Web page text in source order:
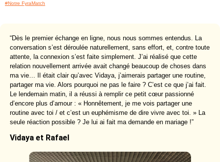
#Notre FyraMatch
“Dès le premier échange en ligne, nous nous sommes entendus. La
conversation s’est déroulée naturellement, sans effort, et, contre toute
attente, la connexion s’est faite simplement. J’ai réalisé que cette
relation nouvellement arrivée avait changé beaucoup de choses dans
ma vie… Il était clair qu’avec Vidaya, j’aimerais partager une routine,
partager ma vie. Alors pourquoi ne pas le faire ? C’est ce que j’ai fait.
Le lendemain matin, il a réussi à remplir ce petit cœur passionné
d’encore plus d’amour : « Honnêtement, je me vois partager une
routine avec toi / et c’est un euphémisme de dire vivre avec toi. » La
seule réaction possible ? Je lui ai fait ma demande en mariage !”
Vidaya et Rafael